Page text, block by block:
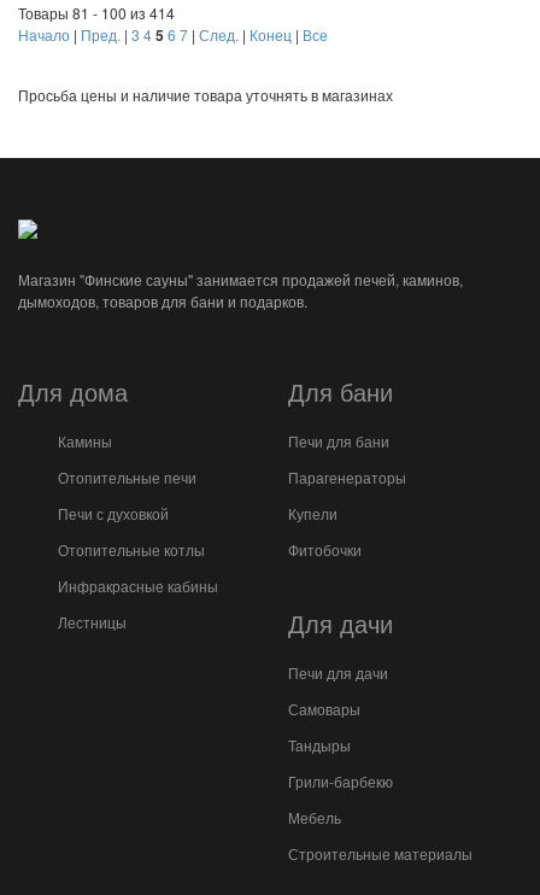
Товары 81 - 100 из 414
Начало | Пред. | 3 456 7 | След. | Конец | Все
Просьба цены и наличие товара уточнять в магазинах
Магазин "Финские сауны" занимается продажей печей, каминов,
дымоходов, товаров для бани и подарков.
Для дома
Камины
Отопительные печи
Печи с духовкой
Отопительные котлы
Инфракрасные кабины
Лестницы
Для бани
Печи для бани
Парагенераторы
Купели
Фитобочки
Для дачи
Печи для дачи
Самовары
Тандыры
Грили-барбекю
Мебель
Строительные материалы